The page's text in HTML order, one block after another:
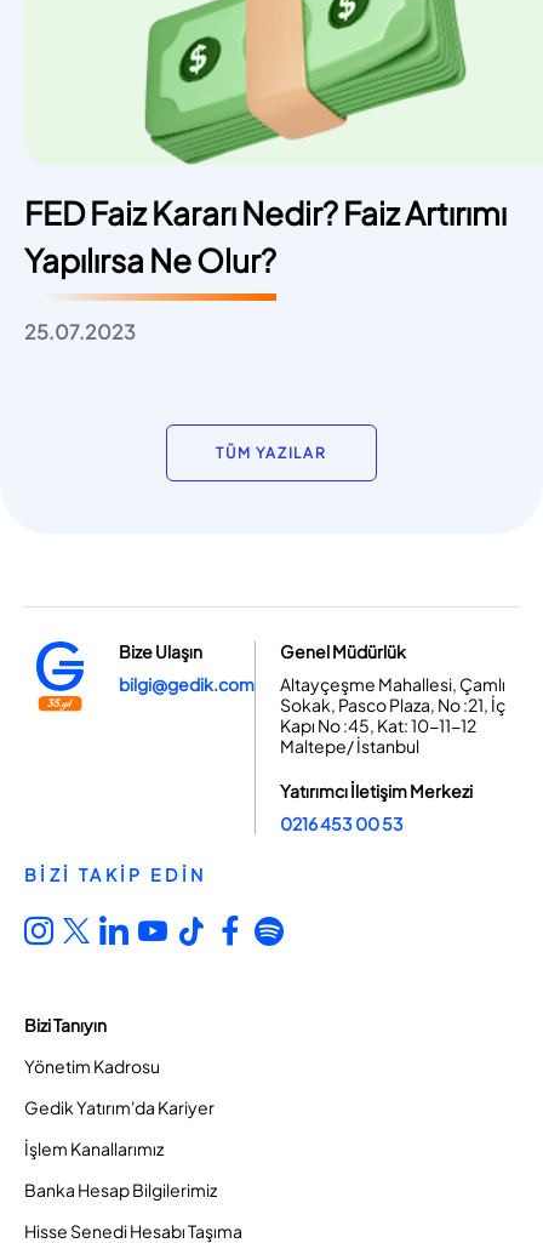
FED Faiz Kararı Nedir? Faiz Artırımı
Yapılırsa Ne Olur?
25.07.2023
TÜM YAZILAR
Bize Ulaşın
bilgi@gedik.com
Genel Müdürlük
Altayçeşme Mahallesi, Çamlı
Sokak, Pasco Plaza, No :21, İç
Kapı No :45, Kat: 10-11-12
Maltepe/ İstanbul
Yatırımcı İletişim Merkezi
0216 453 00 53
BİZİ TAKİP EDİN
Bizi Tanıyın
Yönetim Kadrosu
Gedik Yatırım'da Kariyer
İşlem Kanallarımız
Banka Hesap Bilgilerimiz
Hisse Senedi Hesabı Taşıma